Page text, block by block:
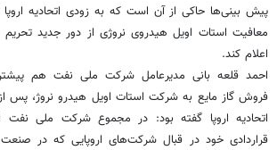
پیش بینی‌ها حاکی از آن است که به زودی اتحادیه اروپا
معافیت استات اویل هیدروی نروژی از دور جدید تحریم
اعلام کند.
احمد قلعه بانی مدیرعامل شرکت ملی نفت هم
فروش گاز مایع به شرکت استات اویل هیدرو نروژ، پس
اتحادیه اروپا گفته بود: در مجموع شرکت ملی نفت
قراردادی خود در قبال شرکت‌های اروپایی که در صنعت